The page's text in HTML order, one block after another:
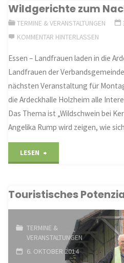
Verbandsgemeinde
traditionell
am
1.
Wildgerichte zum
TERMINE & VERANSTALTUNGEN
KOMMENTAR HINTERLASSEN
Essen – Landfrauen laden in die
Landfrauen der
nächsten Veranstaltung für
die Ardeckhalle Holzheim alle
Das Thema ist „Wildschwein bei
Angelika Rump wird zeigen, wie
LESEN
Nachkochen"
Touristisches
TERMINE &
VERANSTALTUNGEN
6. OKTOBER 2014